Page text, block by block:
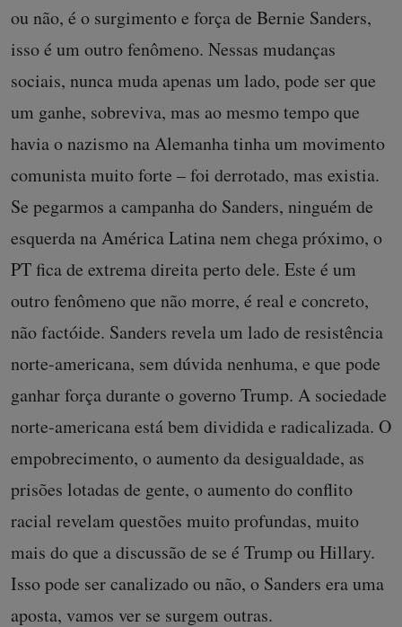
ou não, é o surgimento e força de Bernie Sanders,
isso é um outro fenômeno. Nessas mudanças
sociais, nunca muda apenas um lado, pode ser que
um ganhe, sobreviva, mas ao mesmo tempo que
havia o nazismo na Alemanha tinha um movimento
comunista muito forte – foi derrotado, mas existia.
Se pegarmos a campanha do Sanders, ninguém de
esquerda na América Latina nem chega próximo, o
PT fica de extrema direita perto dele. Este é um
outro fenômeno que não morre, é real e concreto,
não factóide. Sanders revela um lado de resistência
norte-americana, sem dúvida nenhuma, e que pode
ganhar força durante o governo Trump. A sociedade
norte-americana está bem dividida e radicalizada. O
empobrecimento, o aumento da desigualdade, as
prisões lotadas de gente, o aumento do conflito
racial revelam questões muito profundas, muito
mais do que a discussão de se é Trump ou Hillary.
Isso pode ser canalizado ou não, o Sanders era uma
aposta, vamos ver se surgem outras.